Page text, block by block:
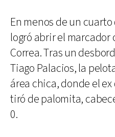
En menos de un
logró abrir el marcador
Correa. Tras un
Tiago Palacios, la
área chica, donde el
tiró de palomita,
0.